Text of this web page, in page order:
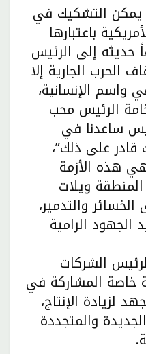
يمكن التشكيك في
باعتبارها
حديثه إلى الرئيس
الحرب الجارية إلا
واسم الإنسانية،
الرئيس محب
ساعدنا في
على ذلك”،
هذه الأزمة
ويلات
والتدمير،
الرامية
الشركات
خاصة المشاركة في
لزيادة الإنتاج،
والمتجددة